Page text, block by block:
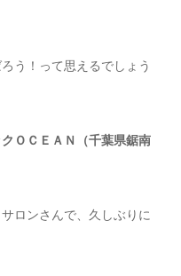
う！って思えるでしょう
ＯＣＥＡＮ（千葉県鋸南
ロンさんで、久しぶりに